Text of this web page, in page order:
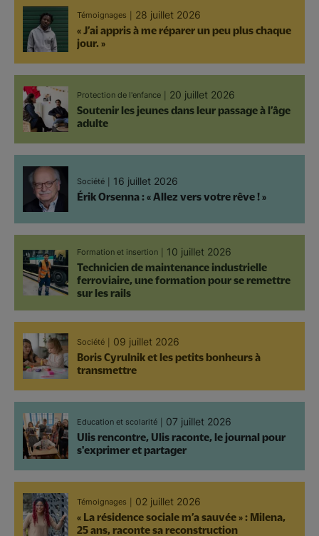
Témoignages 28 juillet 2026
« J’ai appris à me réparer un peu plus chaque
jour. »
Protection de l'enfance 20 juillet 2026
Soutenir les jeunes dans leur passage à l’âge
adulte
Société 16 juillet 2026
Érik Orsenna : « Allez vers votre rêve ! »
Formation et insertion 10 juillet 2026
Technicien de maintenance industrielle
ferroviaire, une formation pour se remettre
sur les rails
Société 09 juillet 2026
Boris Cyrulnik et les petits bonheurs à
transmettre
Education et scolarité 07 juillet 2026
Ulis rencontre, Ulis raconte, le journal pour
s'exprimer et partager
Témoignages 02 juillet 2026
« La résidence sociale m’a sauvée » : Milena,
25 ans, raconte sa reconstruction